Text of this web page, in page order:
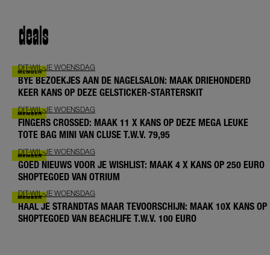
deals
DIT-WIL-JE WOENSDAG
BYE BEZOEKJES AAN DE NAGELSALON: MAAK DRIEHONDERD
KEER KANS OP DEZE GELSTICKER-STARTERSKIT
DIT-WIL-JE WOENSDAG
FINGERS CROSSED: MAAK 11 X KANS OP DEZE MEGA LEUKE
TOTE BAG MINI VAN CLUSE T.W.V. 79,95
DIT-WIL-JE WOENSDAG
GOED NIEUWS VOOR JE WISHLIST: MAAK 4 X KANS OP 250 EURO
SHOPTEGOED VAN OTRIUM
DIT-WIL-JE WOENSDAG
HAAL JE STRANDTAS MAAR TEVOORSCHIJN: MAAK 10X KANS OP
SHOPTEGOED VAN BEACHLIFE T.W.V. 100 EURO